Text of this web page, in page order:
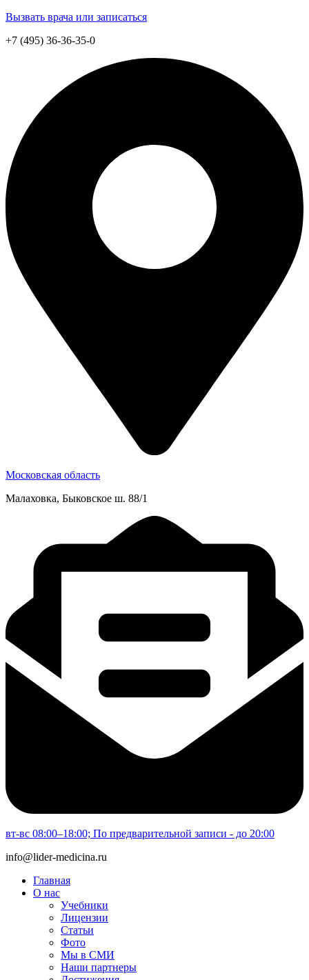
Вызвать врача или записаться
+7 (495) 36-36-35-0
Московская область
Малаховка, Быковское ш. 88/1
вт-вс 08:00–18:00; По предварительной записи - до 20:00
info@lider-medicina.ru
Главная
О нас
Учебники
Лицензии
Статьи
Фото
Мы в СМИ
Наши партнеры